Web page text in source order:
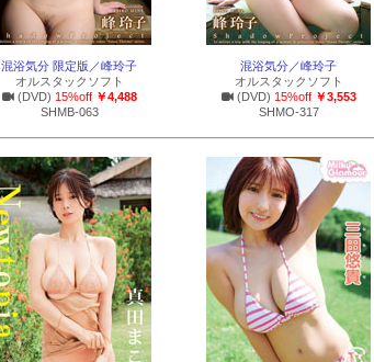
混浴気分 限定版／峰玲子
オルスタックソフト
(DVD) 15%off ￥4,488
SHMB-063
混浴気分／峰玲子
オルスタックソフト
(DVD) 15%off ￥3,553
SHMO-317